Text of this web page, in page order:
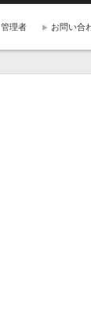
管理者 お問い合